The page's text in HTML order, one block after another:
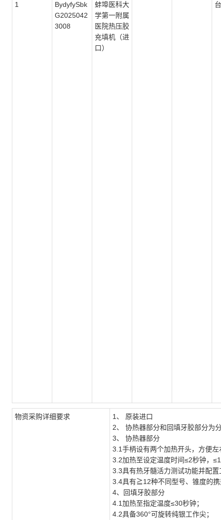
1
BydyfySbk
G2025042
3008
蚌埠医科大
学第一附属
医院热压胶
充填机（进
口）
台
物资采购详细要求
1、 原装进口
2、 协热器部分和回填牙胶部分为
3、 协热器部分
3.1手柄设有两个加热开头，方便左
3.2加热至设定温度时间≤2秒钟，
3.3具有热牙髓活力测试功能并配置
3.4具有≧12种不同型号、锥度的
4、回填牙胶部分
4.1加热至指定温度≤30秒钟；
4.2具备360°可旋转纯银工作尖；